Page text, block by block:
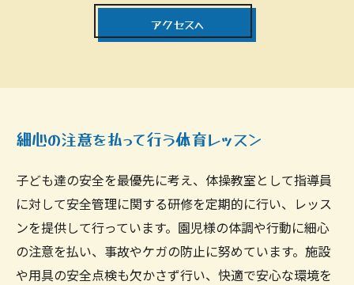
アクセスへ
細心の注意を払って行う体育レッスン
子ども達の安全を最優先に考え、体操教室として指導員
に対して安全管理に関する研修を定期的に行い、レッス
ンを提供して行っています。園児様の体調や行動に細心
の注意を払い、事故やケガの防止に努めています。施設
や用具の安全点検も欠かさず行い、快適で安心な環境を